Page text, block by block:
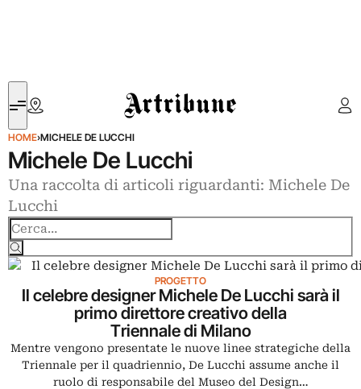
Artribune
HOME›MICHELE DE LUCCHI
Michele De Lucchi
Una raccolta di articoli riguardanti: Michele De
Lucchi
Cerca
PROGETTO
Il celebre designer Michele De Lucchi sarà il
primo direttore creativo della
Triennale di Milano
Mentre vengono presentate le nuove linee strategiche della
Triennale per il quadriennio, De Lucchi assume anche il
ruolo di responsabile del Museo del Design…